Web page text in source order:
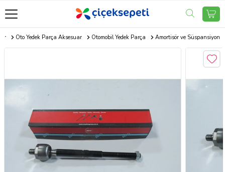
Oto Yedek Parça Aksesuar Otomobil Yedek Parça Amortisör ve Süspansiyon